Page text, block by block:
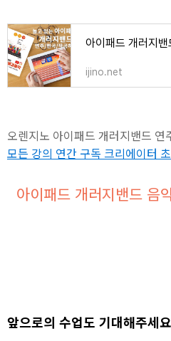
ijino.net
오렌지노 아이패드 개러지밴드 연
모든 강의 연간 구독 크리에이터
아이패드 개러지밴드 음
앞으로의 수업도 기대해주세